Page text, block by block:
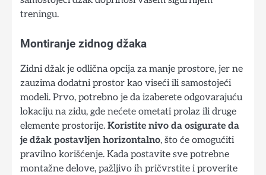
treningu.
Montiranje zidnog džaka
Zidni džak je odlična opcija za manje prostore, jer ne
zauzima dodatni prostor kao viseći ili samostojeći
modeli. Prvo, potrebno je da izaberete odgovarajuću
lokaciju na zidu, gde nećete ometati prolaz ili druge
elemente prostorije. Koristite nivo da osigurate da
je džak postavljen horizontalno, što će omogućiti
pravilno korišćenje. Kada postavite sve potrebne
montažne delove, pažljivo ih pričvrstite i proverite